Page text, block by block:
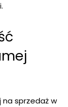
na sprzedaż w